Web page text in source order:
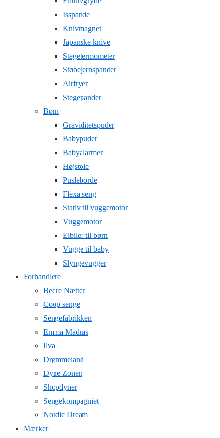
Isspande
Knivmagnet
Japanske knive
Stegetermometer
Støbejernspander
Airfryer
Stegepander
Børn
Graviditetspuder
Babypuder
Babyalarmer
Højstole
Pusleborde
Flexa seng
Stativ til vuggemotor
Vuggemotor
Elbiler til børn
Vugge til baby
Slyngevugger
Forhandlere
Bedre Nætter
Coop senge
Sengefabrikken
Emma Madras
Ilva
Drømmeland
Dyne Zonen
Shopdyner
Sengekompagniet
Nordic Dream
Mærker